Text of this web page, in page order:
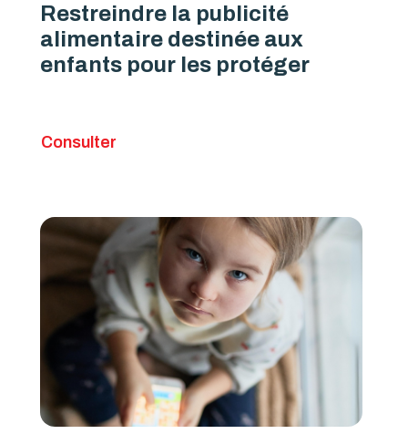
Restreindre la publicité
alimentaire destinée aux
enfants pour les protéger
Consulter